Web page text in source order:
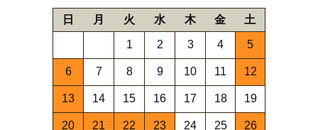
日 月 火 水 木 金 土
1 2 3 4 5
6 7 8 9 10 11 12
13 14 15 16 17 18 19
20 21 22 23 24 25 26